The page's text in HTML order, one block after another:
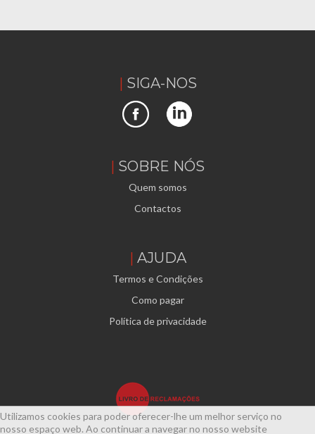
SIGA-NOS
SOBRE NÓS
Quem somos
Contactos
AJUDA
Termos e Condições
Como pagar
Política de privacidade
Utilizamos cookies para poder oferecer-lhe um melhor serviço no
nosso espaço web. Ao continuar a navegar no nosso website